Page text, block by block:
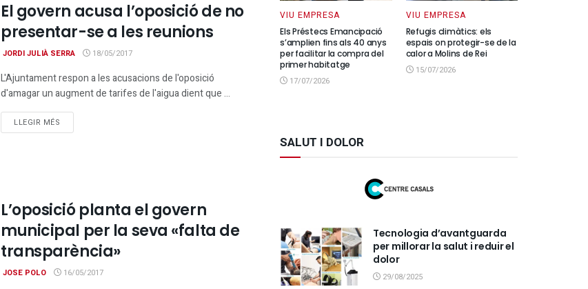
El govern acusa l’oposició de no
presentar-se a les reunions
JORDI JULIÀ SERRA 18/05/2017
L'Ajuntament respon a les acusacions de l'oposició
d'amagar un augment de tarifes de l'aigua dient que ...
LLEGIR MÉS
L’oposició planta el govern
municipal per la seva «falta de
transparència»
JOSE POLO 16/05/2017
VIU EMPRESA
Els Préstecs Emancipació
s’amplien fins als 40 anys
per facilitar la compra del
primer habitatge
17/07/2026
VIU EMPRESA
Refugis climàtics: els
espais on protegir-se de la
calor a Molins de Rei
15/07/2026
SALUT I DOLOR
Tecnologia d’avantguarda
per millorar la salut i reduir el
dolor
29/08/2025